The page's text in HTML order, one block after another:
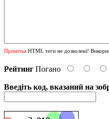
Примітка:HTML теги не дозволені!
Рейтинг Погано
Введіть код, вказаний на